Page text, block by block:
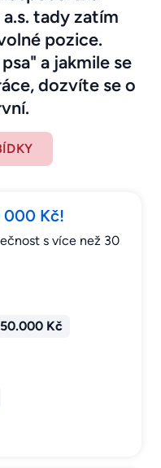
tady zatím
pozice.
a jakmile se
dozvíte se o
000 Kč!
s více než 30
Kč